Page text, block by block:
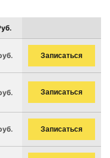
Записаться
Записаться
Записаться